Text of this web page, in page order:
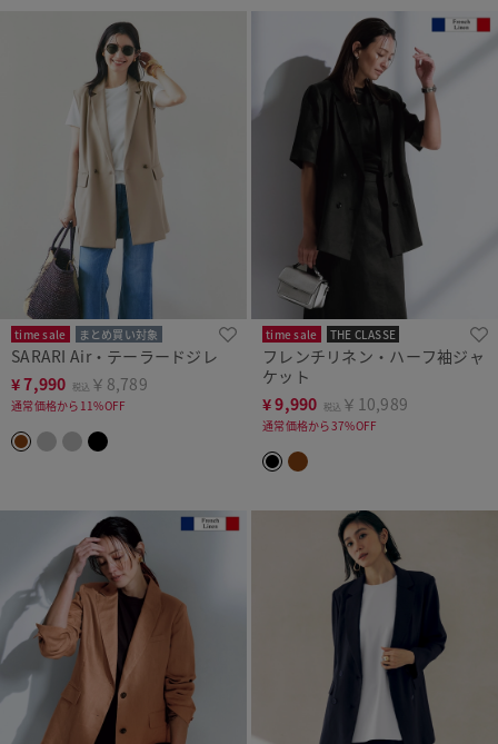
time sale
まとめ買い対象
洗濯機可
WEB・店舗限定
SARARI Air・テーラードジレ
¥7,990 税込 ￥8,789
通常価格から11%OFF
time sale THE CLASSE
フレンチリネン・ハーフ袖ジャ
ケット
¥9,990 税込 ￥10,989
通常価格から37%OFF